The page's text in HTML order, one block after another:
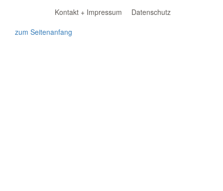
Kontakt + Impressum
Datenschutz
zum Seitenanfang